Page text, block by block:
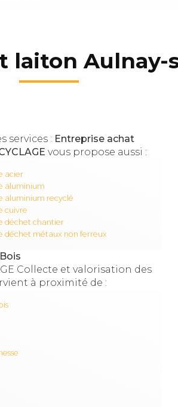
laiton Aulnay-
services : Entreprise achat
vous propose aussi :
acier
aluminium
aluminium recyclé
cuivre
déchet chantier
déchet métaux non ferreux
Collecte et valorisation des
à proximité de :